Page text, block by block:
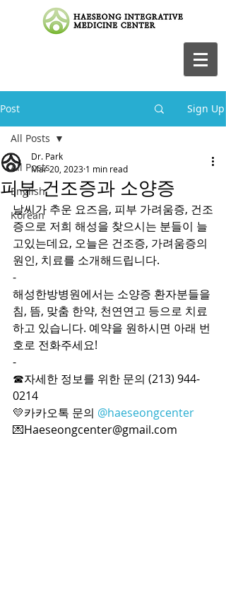
Post Sign Up
All Posts
English
Korean
All Posts
피부 건조증과 소양증
Dr. Park
Mar 20, 2023 1 min read
날씨가 추운 요즈음, 피부 가려움증, 건조
증으로 저희 해성을 찾으시는 분들이 늘
고있는데요, 오늘은 건조증, 가려움증의
원인, 치료를 소개해드립니다.
-
해성한방병원에서는 소양증 환자분들을
침, 뜸, 맞춤 한약, 천연연고 등으로 치료
하고 있습니다. 예약을 원하시면 아래 번
호로 전화주세요!
-
☎자세한 정보를 위한 문의 (213) 944-
0214
💛카카오톡 문의 @haeseongcenter
💌Haeseongcenter@gmail.com